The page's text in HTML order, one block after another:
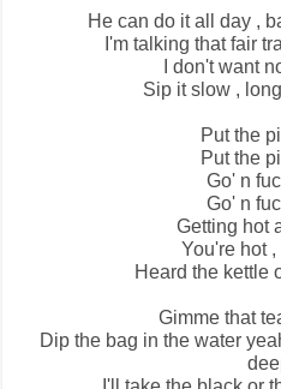
He can do it all day ,
I'm talking that fair
I don't want
Sip it slow ,
Put the
Put the
Go' n
Go' n
Getting hot
You're hot
Heard the kettle
Gimme that
Dip the bag in the water